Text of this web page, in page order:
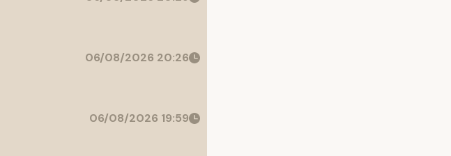
06/08/2026 20:26
06/08/2026 19:59